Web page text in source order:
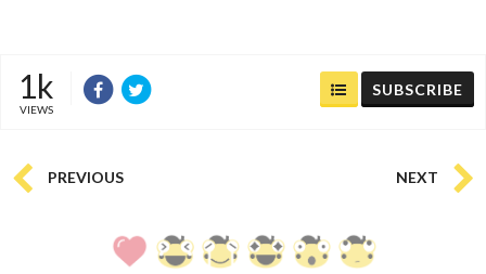
1k
VIEWS
SUBSCRIBE
PREVIOUS NEXT